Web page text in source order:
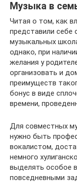
Музыка в
Читая о том, как
представили себе
музыкальных
однако, при
желания у
организовать и
преимуществ
бонус в виде
времени,
Для совместных
нужно быть
вокалистом,
немного
выделять особое
повседневными